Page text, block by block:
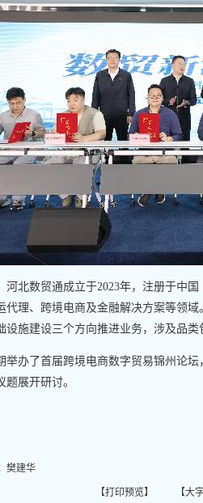
河北数贸通成立于2023年，注册于中
代理、跨境电商及金融解决方案等领
设施建设三个方向推进业务，涉及品类
举办了首届跨境电商数字贸易锦州论
题展开研讨。
樊建华
【打印预览】 【大